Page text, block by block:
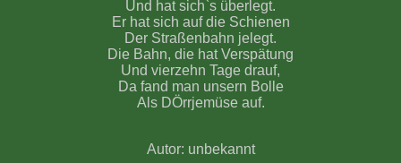
Und hat sich`s überlegt.
Er hat sich auf die Schienen
Der Straßenbahn jelegt.
Die Bahn, die hat Verspätung
Und vierzehn Tage drauf,
Da fand man unsern Bolle
Als DÖrrjemüse auf.
Autor: unbekannt